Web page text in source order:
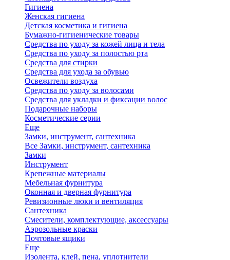
Гигиена
Женская гигиена
Детская косметика и гигиена
Бумажно-гигиенические товары
Средства по уходу за кожей лица и тела
Средства по уходу за полостью рта
Средства для стирки
Средства для ухода за обувью
Освежители воздуха
Средства по уходу за волосами
Средства для укладки и фиксации волос
Подарочные наборы
Косметические серии
Еще
Замки, инструмент, сантехника
Все Замки, инструмент, сантехника
Замки
Инструмент
Крепежные материалы
Мебельная фурнитура
Оконная и дверная фурнитура
Ревизионные люки и вентиляция
Сантехника
Смесители, комплектующие, аксессуары
Аэрозольные краски
Почтовые ящики
Еще
Изолента, клей, пена, уплотнители